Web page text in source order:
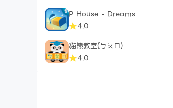
P House - Dreams
4.0
貓熊教室(ㄅㄆㄇ)
4.0